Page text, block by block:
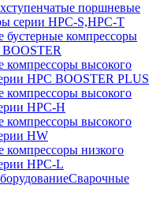
поршневые
серии HPC-S,HPC-T
компрессоры
высокого
HPC BOOSTER PLUS
высокого
HPC-H
высокого
HW
низкого
HPC-L
Сварочные